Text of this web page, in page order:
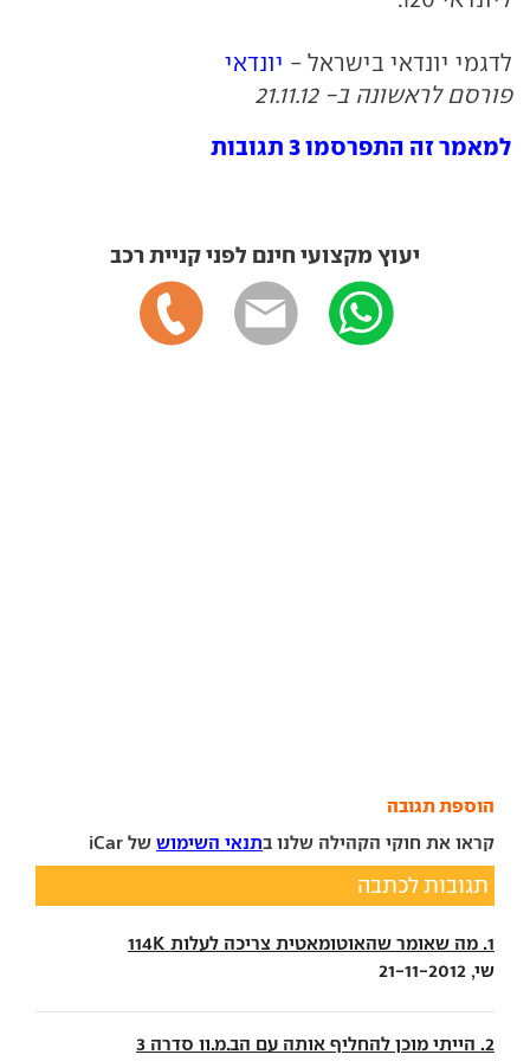
לדגמי יונדאי בישראל - יונדאי
פורסם לראשונה ב- 21.11.12
למאמר זה התפרסמו 3 תגובות
יעוץ מקצועי חינם לפני קניית רכב
הוספת תגובה
קראו את חוקי הקהילה שלנו בתנאי השימוש של iCar
תגובות לכתבה
1. מה שאומר שהאוטומאטית צריכה לעלות 114K
שי, 21-11-2012
2. הייתי מוכן להחליף אותה עם הב.מ.וו סדרה 3